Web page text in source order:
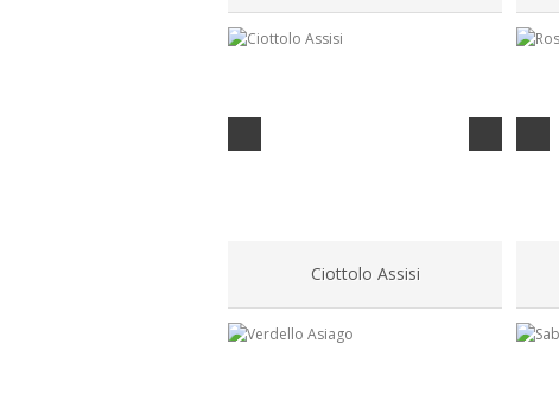
Ciottolo Assisi